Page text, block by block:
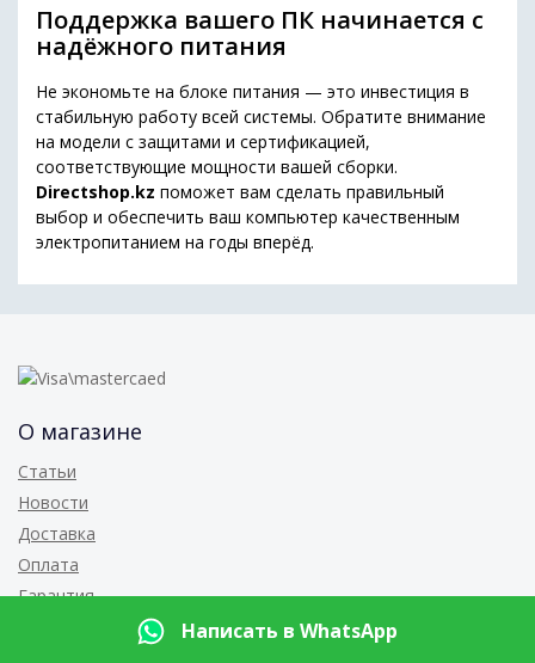
Поддержка вашего ПК начинается с
надёжного питания
Не экономьте на блоке питания — это инвестиция в
стабильную работу всей системы. Обратите внимание
на модели с защитами и сертификацией,
соответствующие мощности вашей сборки.
Directshop.kz поможет вам сделать правильный
выбор и обеспечить ваш компьютер качественным
электропитанием на годы вперёд.
О магазине
Статьи
Новости
Доставка
Оплата
Гарантия
Написать в WhatsApp